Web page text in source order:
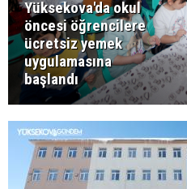
Yüksekova'da okul
öncesi öğrencilere
ücretsiz yemek
uygulamasına
başlandı